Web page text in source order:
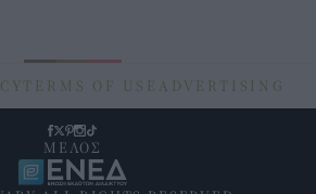
TERMS OF USE ADVERTISING
ΜΕΛΟΣ